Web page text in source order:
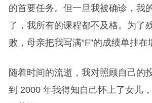
的首要任务。但一旦我被确诊，我
了，我所有的课程都不及格。为了
败，母亲把我写满“F”的成绩单挂在
随着时间的流逝，我对照顾自己的
到 2000 年我得知自己怀上了女儿